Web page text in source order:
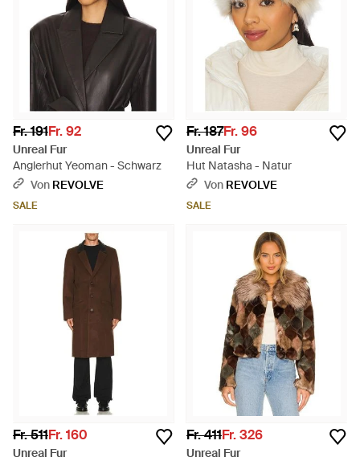
Fr. 191Fr. 92
Unreal Fur
Anglerhut Yeoman - Schwarz
Von REVOLVE
SALE
Fr. 187Fr. 96
Unreal Fur
Hut Natasha - Natur
Von REVOLVE
SALE
Fr. 511Fr. 160
Unreal Fur
Fr. 411Fr. 326
Unreal Fur